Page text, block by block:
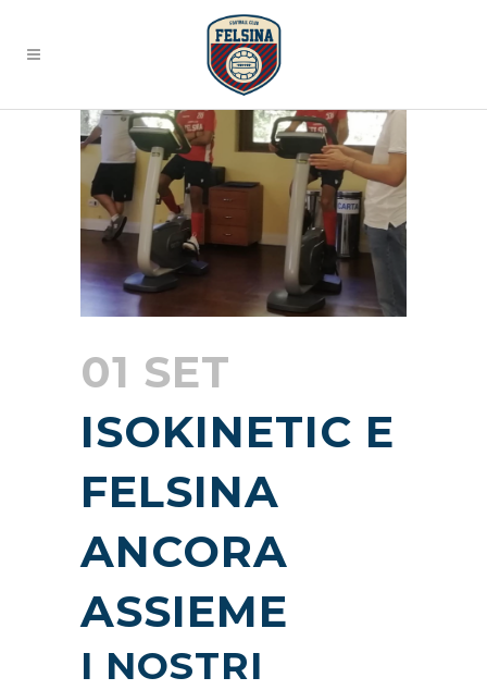
01 SET
ISOKINETIC E
FELSINA
ANCORA
ASSIEME
I NOSTRI